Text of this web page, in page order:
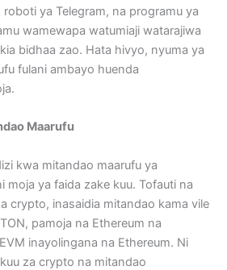
ya Telegram, na programu ya
wamewapa watumiaji watarajiwa
bidhaa zao. Hata hivyo, nyuma ya
fulani ambayo huenda
Maarufu
kwa mitandao maarufu ya
moja ya faida zake kuu. Tofauti na
crypto, inasaidia mitandao kama vile
pamoja na Ethereum na
inayolingana na Ethereum. Ni
za crypto na mitandao